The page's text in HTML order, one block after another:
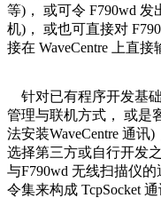
等)， 或可令
机)， 或也可直接对
接在 WaveCentre 上直接
针对已有程序开发基础
管理与联机方式，
法安装WaveCentre 通讯
选择第三方或自行开发之
与F790wd 无线扫描仪
令集来构成 TcpSocket 通讯